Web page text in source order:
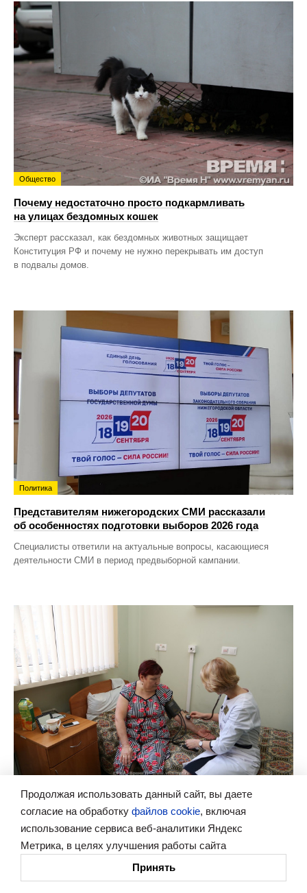
Общество
Почему недостаточно просто подкармливать
на улицах бездомных кошек
Эксперт рассказал, как бездомных животных защищает
Конституция РФ и почему не нужно перекрывать им доступ
в подвалы домов.
Политика
Представителям нижегородских СМИ рассказали
об особенностях подготовки выборов 2026 года
Специалисты ответили на актуальные вопросы, касающиеся
деятельности СМИ в период предвыборной кампании.
Врач Савицкая объяснила нижегородцам, как
сохранить сердце здоровым
80% преждевременных смертей от ССЗ можно предотвратить
Продолжая использовать данный сайт, вы даете
согласие на обработку файлов cookie, включая
использование сервиса веб-аналитики Яндекс
Метрика, в целях улучшения работы сайта
Принять